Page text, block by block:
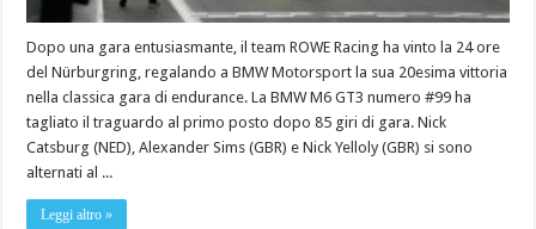
Dopo una gara entusiasmante, il team ROWE Racing ha vinto la 24 ore
del Nürburgring, regalando a BMW Motorsport la sua 20esima vittoria
nella classica gara di endurance. La BMW M6 GT3 numero #99 ha
tagliato il traguardo al primo posto dopo 85 giri di gara. Nick
Catsburg (NED), Alexander Sims (GBR) e Nick Yelloly (GBR) si sono
alternati al ...
Leggi altro »